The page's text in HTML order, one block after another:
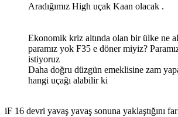
Aradığımız High uçak Kaan olacak .
Ekonomik kriz altında olan bir ülke ne
paramız yok F35 e döner miyiz?
istiyoruz
Daha doğru düzgün emeklisine zam
hangi uçağı alabilir ki
iF 16 devri yavaş yavaş sonuna yaklaştığını